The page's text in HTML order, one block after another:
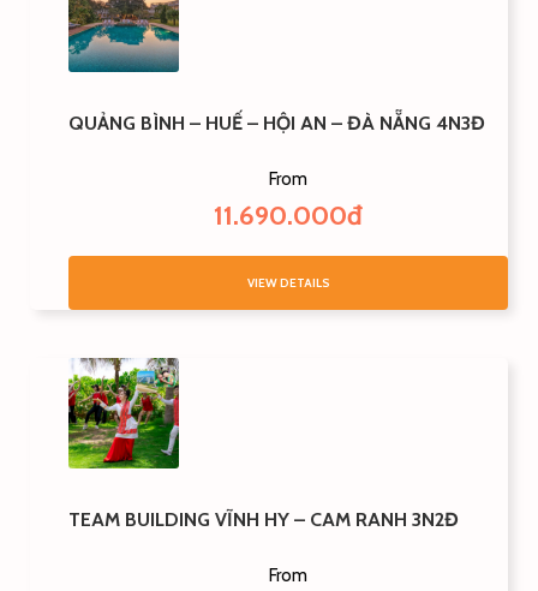
QUẢNG BÌNH – HUẾ – HỘI AN – ĐÀ NẴNG 4N3Đ
From
11.690.000đ
VIEW DETAILS
TEAM BUILDING VĨNH HY – CAM RANH 3N2Đ
From